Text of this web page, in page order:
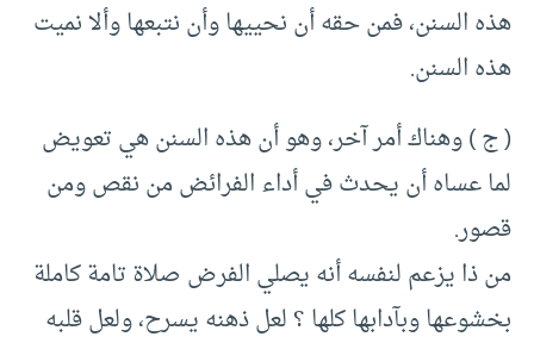
هذه السنن، فمن حقه أن نحييها وأن نتبعها وألا نميت
هذه السنن.
( ج ) وهناك أمر آخر، وهو أن هذه السنن هي تعويض
لما عساه أن يحدث في أداء الفرائض من نقص ومن
قصور.
من ذا يزعم لنفسه أنه يصلي الفرض صلاة تامة كاملة
بخشوعها وبآدابها كلها ؟ لعل ذهنه يسرح، ولعل قلبه